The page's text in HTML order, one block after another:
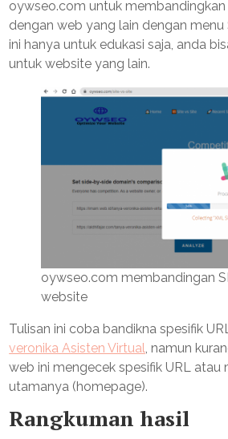
oywseo.com untuk
dengan web yang lain dengan menu
ini hanya untuk edukasi saja, anda
untuk website yang lain.
oywseo.com membandingan
website
Tulisan ini coba bandikna spesifik
veronika Asisten Virtual, namun
web ini mengecek spesifik URL atau
utamanya (homepage).
Rangkuman hasil